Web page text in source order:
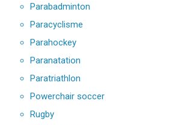
Parabadminton
Paracyclisme
Parahockey
Paranatation
Paratriathlon
Powerchair soccer
Rugby